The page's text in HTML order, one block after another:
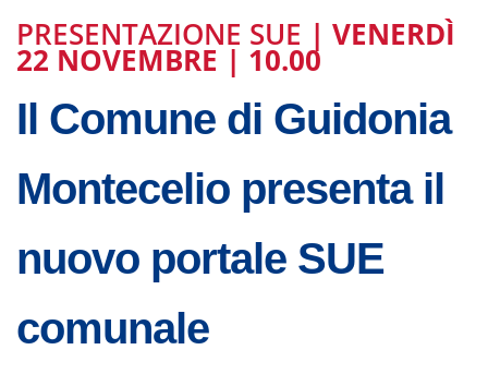
PRESENTAZIONE SUE | VENERDÌ
22 NOVEMBRE | 10.00
Il Comune di Guidonia
Montecelio presenta il
nuovo portale SUE
comunale